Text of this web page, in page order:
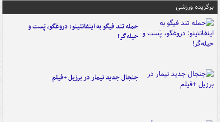
برگزیده ورزشی
حمله تند فیگو به اینفانتینو: دروغگو، پَست‌ و
حیله‌گر!
جنجال جدید نیمار در برزیل +فیلم